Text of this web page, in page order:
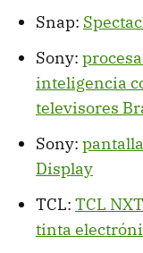
Snap:
Sony:
inteligencia
televisores
Sony:
Display
TCL: TCL
tinta